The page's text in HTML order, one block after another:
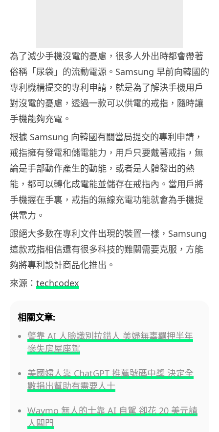
為了減少手機沒電的憂慮，很多人外出時都會帶著
俗稱「尿袋」的流動電源。Samsung 早前向韓國的
專利機構提交的專利申請，就是為了解決手機用戶
對沒電的憂慮，透過一款可以供電的戒指，隨時讓
手機能夠充電。
根據 Samsung 向韓國有關當局提交的專利申請，
戒指擁有發電和儲電能力，用戶只要戴著戒指，無
論是手部動作產生的動能，或者是人體發出的熱
能，都可以轉化成電能並儲存在戒指內。當用戶將
手機握在手裏，戒指的無線充電功能就會為手機提
供電力。
跟絕大多數在專利文件出現的裝置一樣，Samsung
這款戒指相信還有很多科技的難關需要克服，方能
夠將專利設計商品化推出。
來源： techcodex
相關文章:
警靠 AI 人臉識別拉錯人 美婦無辜羈押半年
慘失房屋座駕
美國婦人靠 ChatGPT 推薦號碼中獎 決定全
數捐出幫助有需要人士
Waymo 無人的士靠 AI 自駕 卻花 20 美元請
人關門